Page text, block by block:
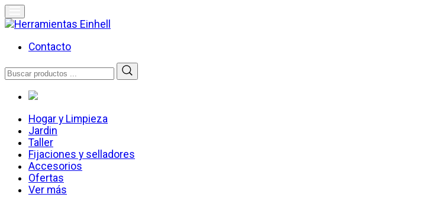
Skip
to
Herramientas Einhell
Distribuidor Oficial
Contacto
Buscar
por:
Hogar y Limpieza
Jardin
Taller
Fijaciones y selladores
Accesorios
Ofertas
Ver más